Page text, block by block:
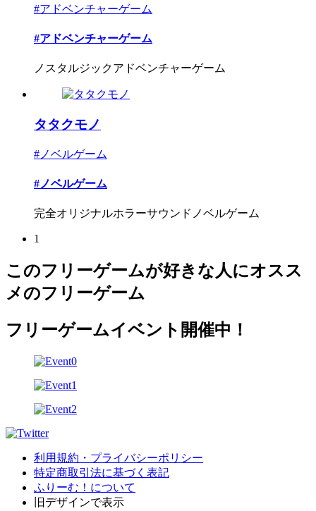
#アドベンチャーゲーム
#アドベンチャーゲーム
ノスタルジックアドベンチャーゲーム
タタクモノ
#ノベルゲーム
#ノベルゲーム
完全オリジナルホラーサウンドノベルゲーム
1
このフリーゲームが好きな人にオスス
メのフリーゲーム
フリーゲームイベント開催中！
利用規約・プライバシーポリシー
特定商取引法に基づく表記
ふりーむ！について
旧デザインで表示